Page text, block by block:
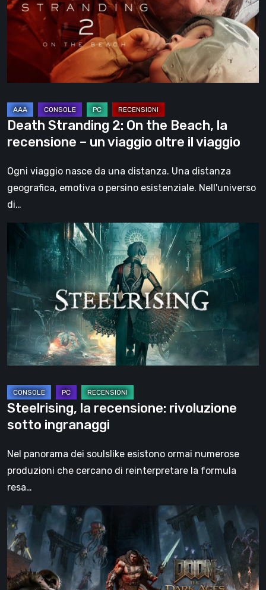
the
Beach,
recensione
–
viaggio
oltre
il
Death Stranding 2: On the Beach, la
recensione – un viaggio oltre il viaggio
Ogni viaggio nasce da una distanza. Una distanza
geografica, emotiva o persino esistenziale. Nell'universo
di…
Steelrising,
recensione:
rivoluzione
sotto
ingranaggi
Steelrising, la recensione: rivoluzione
sotto ingranaggi
Nel panorama dei soulslike esistono ormai numerose
produzioni che cercano di reinterpretare la formula
resa…
DOOM:
The
Dark
Ages
–